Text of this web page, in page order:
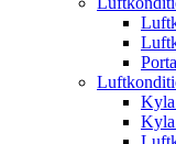
Kyla